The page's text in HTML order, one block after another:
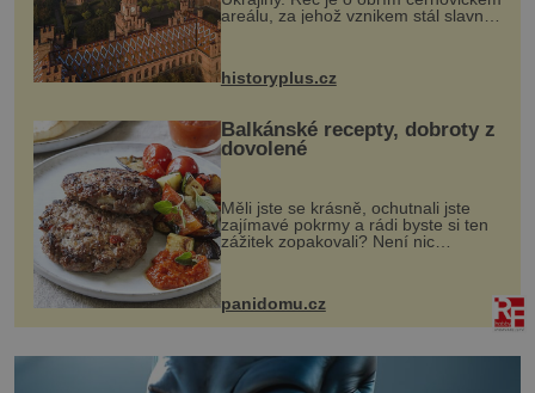
areálu, za jehož vznikem stál slavný
český architekt Josef Hlávka. Ten si
na něm dal mimořádně záležet. Jeho
stavební plány by při ...
historyplus.cz
Balkánské recepty, dobroty z
dovolené
Měli jste se krásně, ochutnali jste
zajímavé pokrmy a rádi byste si ten
zážitek zopakovali? Není nic
snazšího. Pljeskavica (10 porcí)
Možná jste ji ochutnali na dovolené v
panidomu.cz